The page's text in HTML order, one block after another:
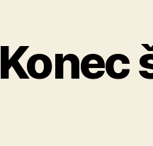
Konec